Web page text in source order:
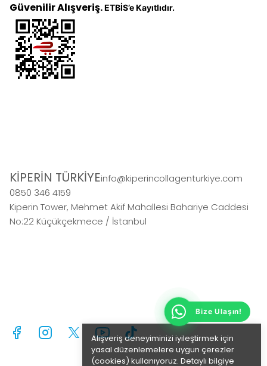
Alışveriş deneyiminizi iyileştirmek için
yasal düzenlemelere uygun çerezler
(cookies) kullanıyoruz. Detaylı bilgiye
Güvenilir Alışveriş.ETBİS’e Kayıtlıdır.
KİPERİN TÜRKİYEinfo@kiperincollagenturkiye.com
0850 346 4159
Kiperin Tower, Mehmet Akif Mahallesi Bahariye Caddesi
No:22 Küçükçekmece / İstanbul
Bize Ulaşın!